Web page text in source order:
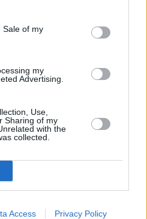
Sale of my
my
Advertising.
Use,
Sharing of my
with the
collected.
Access Privacy Policy